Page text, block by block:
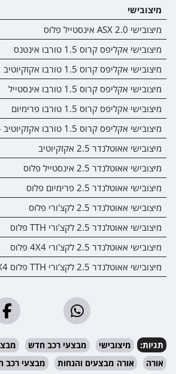
מיצובישי
מיצובישי ASX 2.0 אינסטייל פלוס
מיצובישי אקליפס קרוס 1.5 טורבו אינטנס
מיצובישי אקליפס קרוס 1.5 טורבו אקזקיוטיב
מיצובישי אקליפס קרוס 1.5 טורבו אינסטייל
מיצובישי אקליפס קרוס 1.5 טורבו פרימיום
מיצובישי אקליפס קרוס 1.5 טורבו אקזקיוטיב 4x4
מיצובישי אאוטלנדר 2.5 אקזקיוטיב
מיצובישי אאוטלנדר 2.5 אינסטייל פלוס
מיצובישי אאוטלנדר 2.5 פרימיום פלוס
מיצובישי אאוטלנדר 2.5 לקצ'ורי פלוס
מיצובישי אאוטלנדר 2.5 לקצ'ורי TTH פלוס
מיצובישי אאוטלנדר 2.5 לקצ'ורי 4X4 פלוס
מיצובישי אאוטלנדר 2.5 לקצ'ורי TTH פלוס 4X4
תגיות: מיצובישי מבצעי רכב חדש
אורה
אורה מבצעים והנחות מבצעי רכב